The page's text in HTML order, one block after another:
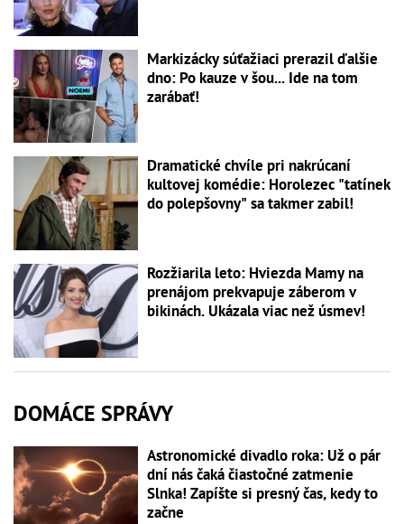
Markizácky súťažiaci prerazil ďalšie
dno: Po kauze v šou... Ide na tom
zarábať!
Dramatické chvíle pri nakrúcaní
kultovej komédie: Horolezec "tatínek
do polepšovny" sa takmer zabil!
Rozžiarila leto: Hviezda Mamy na
prenájom prekvapuje záberom v
bikinách. Ukázala viac než úsmev!
DOMÁCE SPRÁVY
Astronomické divadlo roka: Už o pár
dní nás čaká čiastočné zatmenie
Slnka! Zapíšte si presný čas, kedy to
začne